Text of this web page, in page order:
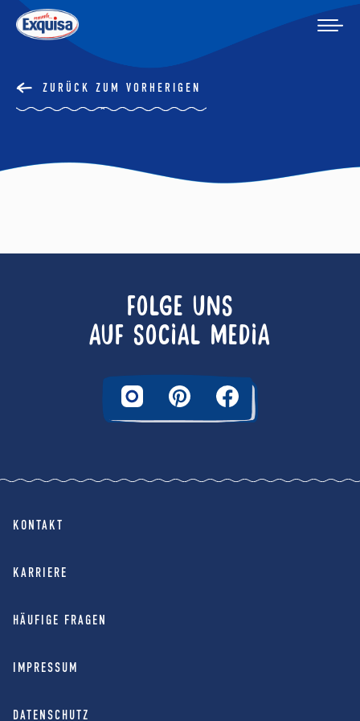
ZURÜCK ZUM VORHERIGEN
FOLGE UNS
AUF SOCIAL MEDIA
KONTAKT
KARRIERE
HÄUFIGE FRAGEN
IMPRESSUM
DATENSCHUTZ